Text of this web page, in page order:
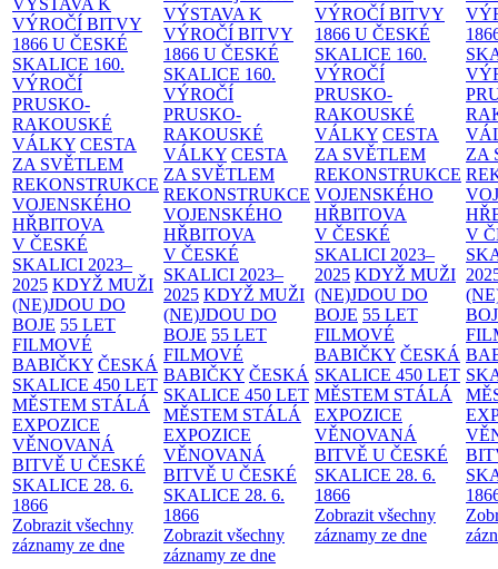
VÝSTAVA K
VÝROČÍ BITVY
1866 U ČESKÉ
SKALICE 160.
VÝROČÍ
PRUSKO-
RAKOUSKÉ
VÁLKY CESTA
ZA SVĚTLEM
REKONSTRUKCE
VOJENSKÉHO
HŘBITOVA
V ČESKÉ
SKALICI 2023–
2025 KDYŽ MUŽI
(NE)JDOU DO
BOJE 55 LET
FILMOVÉ
BABIČKY ČESKÁ
SKALICE 450 LET
MĚSTEM STÁLÁ
EXPOZICE
VĚNOVANÁ
BITVĚ U ČESKÉ
SKALICE 28. 6.
1866
Zobrazit všechny
záznamy ze dne
VÝSTAVA K
VÝROČÍ BITVY
1866 U ČESKÉ
SKALICE 160.
VÝROČÍ
PRUSKO-
RAKOUSKÉ
VÁLKY CESTA
ZA SVĚTLEM
REKONSTRUKCE
VOJENSKÉHO
HŘBITOVA
V ČESKÉ
SKALICI 2023–
2025 KDYŽ MUŽI
(NE)JDOU DO
BOJE 55 LET
FILMOVÉ
BABIČKY ČESKÁ
SKALICE 450 LET
MĚSTEM STÁLÁ
EXPOZICE
VĚNOVANÁ
BITVĚ U ČESKÉ
SKALICE 28. 6.
1866
Zobrazit všechny
záznamy ze dne
VÝROČÍ BITVY
1866 U ČESKÉ
SKALICE 160.
VÝROČÍ
PRUSKO-
RAKOUSKÉ
VÁLKY CESTA
ZA SVĚTLEM
REKONSTRUKCE
VOJENSKÉHO
HŘBITOVA
V ČESKÉ
SKALICI 2023–
2025 KDYŽ MUŽI
(NE)JDOU DO
BOJE 55 LET
FILMOVÉ
BABIČKY ČESKÁ
SKALICE 450 LET
MĚSTEM STÁLÁ
EXPOZICE
VĚNOVANÁ
BITVĚ U ČESKÉ
SKALICE 28. 6.
1866
Zobrazit všechny
záznamy ze dne
ZA
V